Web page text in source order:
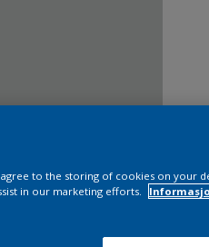
agree to the storing of cookies on your
in our marketing efforts.